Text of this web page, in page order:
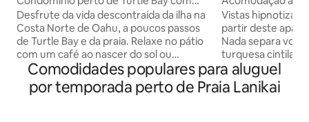
piscina, praia e churrasqueira
Desfrute da vida descontraída da ilha na
Costa Norte de Oahu, a poucos passos
de Turtle Bay e da praia. Relaxe no pátio
com um café ao nascer do sol ou
descanse depois das sessões de surfe. -
Acomoda 4 pessoas | 1 quarto + loft | 3
camas | 2 banheiros - Piscina, quadras de
Condomínio
Vistas
partir deste
Nada separa
turquesa
areia. A varanda tem a altura ideal para
observar tartarugas. De
abril, você pode
Comodidades populares para aluguel
por temporada perto de Praia Lanikai